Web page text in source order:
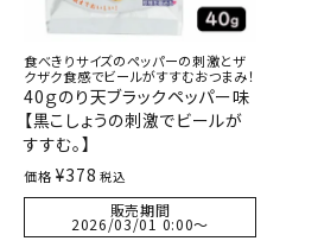
食べきりサイズのペッパーの刺激とザ
クザク食感でビールがすすむおつまみ！
40ｇのり天ブラックペッパー味
【黒こしょうの刺激でビールが
すすむ。】
価格 ¥378 税込
販売期間
2026/03/01 0:00〜